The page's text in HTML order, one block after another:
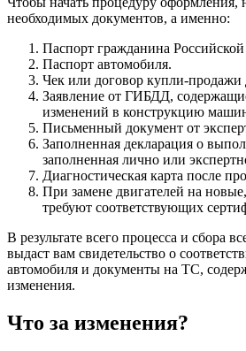
необходимых документов, а именно:
Паспорт гражданина
Паспорт автомобиля.
Чек или договор купли-продажи
Заявление от ГИБДД,
изменений в конструкцию
Письменный документ от
Заполненная декларация о
заполненная лично или
Диагностическая карта после
При замене двигателей на
требуют соответствующих
В результате всего процесса и сбора
выдаст вам свидетельство о
автомобиля и документы на ТС,
изменения.
Что за изменения?